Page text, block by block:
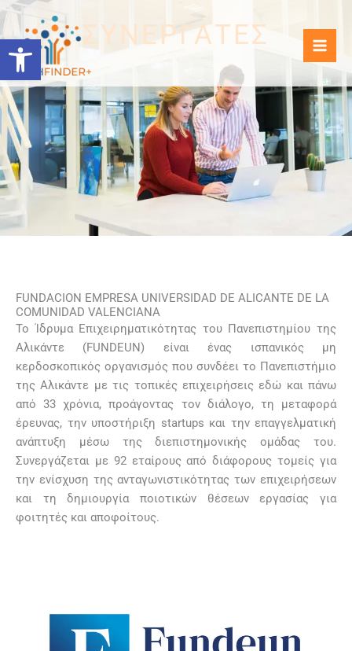
Ανοίξτε τη γραμμή εργαλείων
Μετάβαση
στο
περιεχόμενο
ΣΥΝΕΡΓΆΤΕΣ
FUNDACION EMPRESA UNIVERSIDAD DE ALICANTE DE LA
COMUNIDAD VALENCIANA
Το Ίδρυμα Επιχειρηματικότητας του Πανεπιστημίου της
Αλικάντε (FUNDEUN) είναι ένας ισπανικός μη
κερδοσκοπικός οργανισμός που συνδέει το Πανεπιστήμιο
της Αλικάντε με τις τοπικές επιχειρήσεις εδώ και πάνω
από 33 χρόνια, προάγοντας τον διάλογο, τη μεταφορά
έρευνας, την υποστήριξη startups και την επαγγελματική
ανάπτυξη μέσω της διεπιστημονικής ομάδας του.
Συνεργάζεται με 92 εταίρους από διάφορους τομείς για
την ενίσχυση της ανταγωνιστικότητας των επιχειρήσεων
και τη δημιουργία ποιοτικών θέσεων εργασίας για
φοιτητές και αποφοίτους.